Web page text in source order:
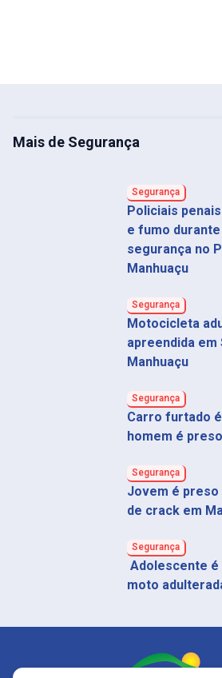
Mais de Segurança
Segurança
Policiais
e fumo
segurança no
Manhuaçu
Segurança
Motocicleta
apreendida em
Manhuaçu
Segurança
Carro furtado
homem é
Segurança
Jovem é
de crack em
Segurança
Adolescente é
moto